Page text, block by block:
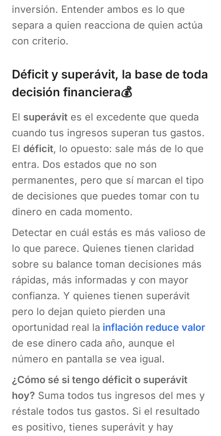
inversión. Entender ambos es lo que
separa a quien reacciona de quien actúa
con criterio.
Déficit y superávit, la base de toda
decisión financiera💰
El superávit es el excedente que queda
cuando tus ingresos superan tus gastos.
El déficit, lo opuesto: sale más de lo que
entra. Dos estados que no son
permanentes, pero que sí marcan el tipo
de decisiones que puedes tomar con tu
dinero en cada momento.
Detectar en cuál estás es más valioso de
lo que parece. Quienes tienen claridad
sobre su balance toman decisiones más
rápidas, más informadas y con mayor
confianza. Y quienes tienen superávit
pero lo dejan quieto pierden una
oportunidad real la inflación reduce valor
de ese dinero cada año, aunque el
número en pantalla se vea igual.
¿Cómo sé si tengo déficit o superávit
hoy? Suma todos tus ingresos del mes y
réstale todos tus gastos. Si el resultado
es positivo, tienes superávit y hay